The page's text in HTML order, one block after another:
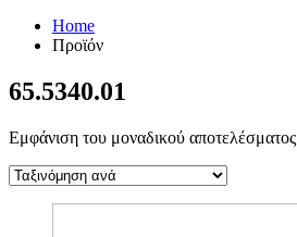
Home
Προϊόν
65.5340.01
Εμφάνιση του μοναδικού αποτελέσματος